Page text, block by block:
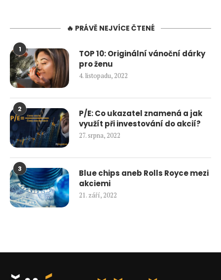
🔥 PRÁVĚ NEJVÍCE ČTENÉ
1
TOP 10: Originální vánoční dárky
pro ženu
4. listopadu, 2022
2
P/E: Co ukazatel znamená a jak
využít při investování do akcií?
27. srpna, 2022
3
Blue chips aneb Rolls Royce mezi
akciemi
21. září, 2022